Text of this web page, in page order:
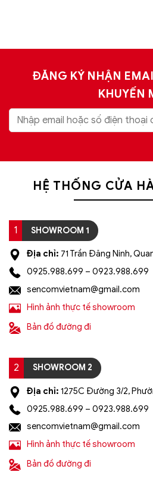
ĐĂNG KÝ NHẬN
KHUYẾN
HỆ THỐNG CỬA
1 SHOWROOM 1
Địa chỉ: 71 Trần Đăng Ninh,
0925.988.699 – 0923.988.699
sencomvietnam@gmail.com
Hình ảnh thực tế showroom
Bản đồ đường đi
2 SHOWROOM 2
Địa chỉ: 1275C Đường 3/2,
0925.988.699 – 0923.988.699
sencomvietnam@gmail.com
Hình ảnh thực tế showroom
Bản đồ đường đi